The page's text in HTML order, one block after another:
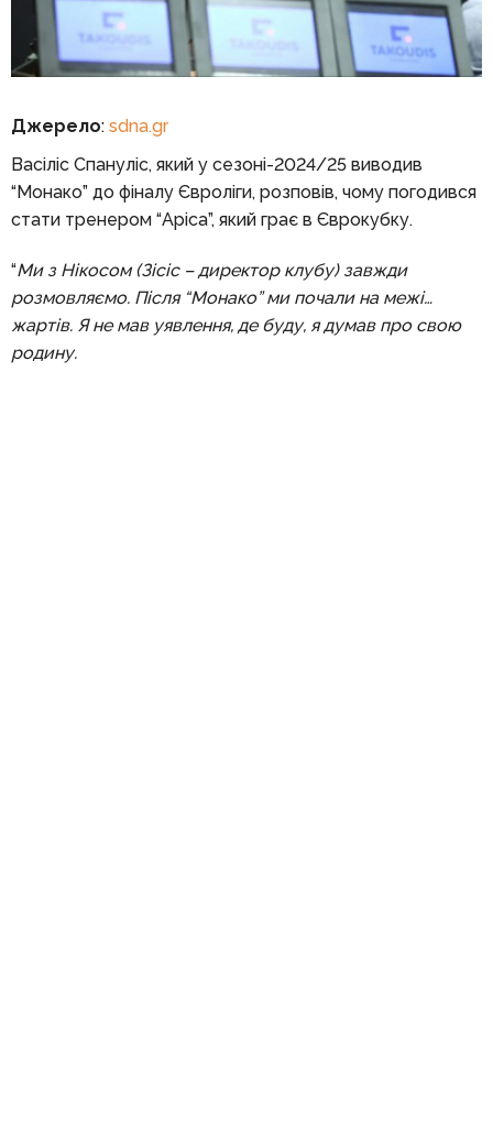
Джерело: sdna.gr
Васіліс Спануліс, який у сезоні-2024/25 виводив
“Монако” до фіналу Євроліги, розповів, чому погодився
стати тренером “Аріса”, який грає в Єврокубку.
“Ми з Нікосом (Зісіс – директор клубу) завжди
розмовляємо. Після “Монако” ми почали на межі…
жартів. Я не мав уявлення, де буду, я думав про свою
родину.